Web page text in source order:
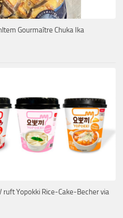
Gourmaître Chuka Ika
ruft Yopokki Rice-Cake-Becher via